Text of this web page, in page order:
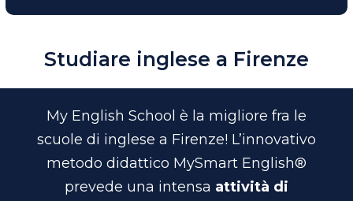
Studiare inglese a Firenze
My English School è la migliore fra le
scuole di inglese a Firenze! L’innovativo
metodo didattico MySmart English®
prevede una intensa attività di